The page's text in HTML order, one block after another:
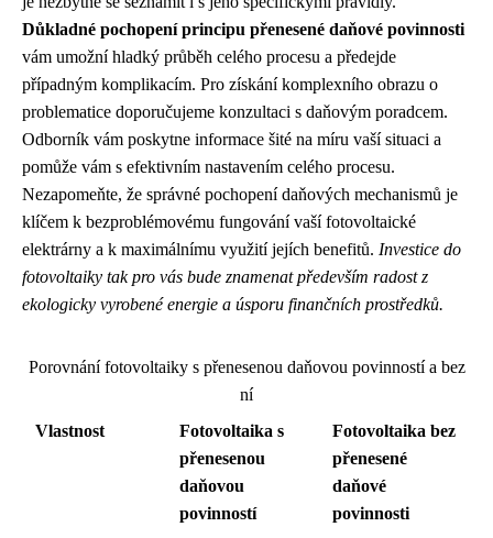
Důkladné pochopení principu přenesené daňové povinnosti
vám umožní hladký průběh celého procesu a předejde
případným komplikacím. Pro získání komplexního obrazu o
problematice doporučujeme konzultaci s daňovým poradcem.
Odborník vám poskytne informace šité na míru vaší situaci a
pomůže vám s efektivním nastavením celého procesu.
Nezapomeňte, že správné pochopení daňových mechanismů je
klíčem k bezproblémovému fungování vaší fotovoltaické
elektrárny a k maximálnímu využití jejích benefitů. Investice do
fotovoltaiky tak pro vás bude znamenat především radost z
ekologicky vyrobené energie a úsporu finančních prostředků.
Porovnání fotovoltaiky s přenesenou daňovou povinností a bez
ní
Vlastnost
Fotovoltaika s
přenesenou
daňovou
povinností
Fotovoltaika bez
přenesené
daňové
povinnosti